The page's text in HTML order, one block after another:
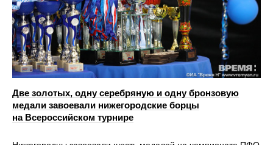
Две золотых, одну серебряную и одну бронзовую
медали завоевали нижегородские борцы
на Всероссийском турнире